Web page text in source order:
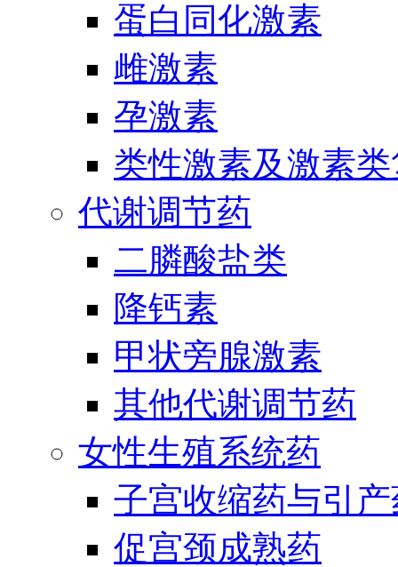
蛋白同化激素
雌激素
孕激素
类性激素及激素
代谢调节药
二膦酸盐类
降钙素
甲状旁腺激素
其他代谢调节药
女性生殖系统药
子宫收缩药与引
促宫颈成熟药